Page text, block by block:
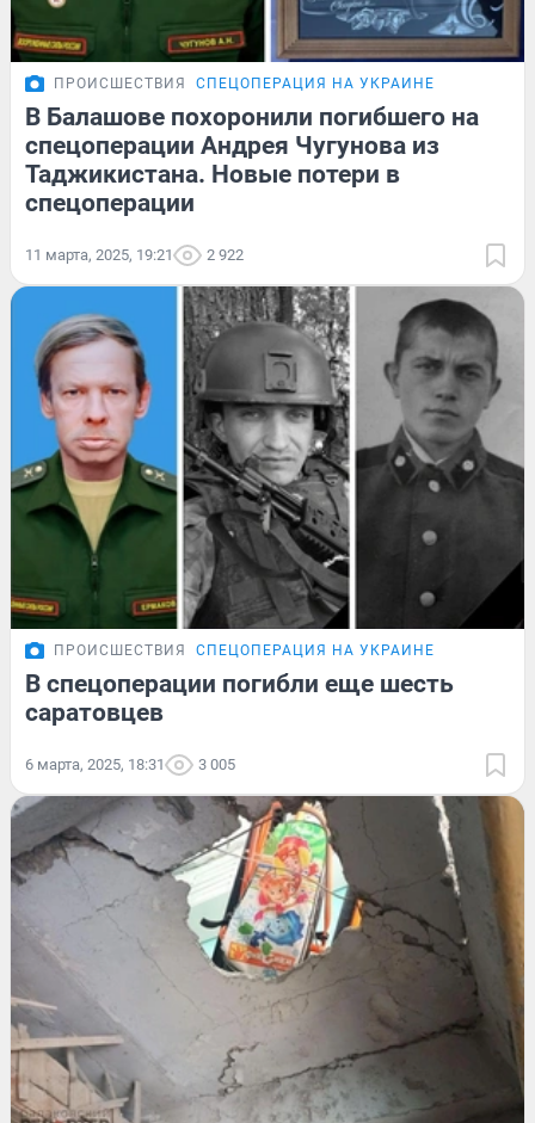
ПРОИСШЕСТВИЯ СПЕЦОПЕРАЦИЯ НА УКРАИНЕ
В Балашове похоронили погибшего на
спецоперации Андрея Чугунова из
Таджикистана. Новые потери в
спецоперации
11 марта, 2025, 19:21 2 922
ПРОИСШЕСТВИЯ СПЕЦОПЕРАЦИЯ НА УКРАИНЕ
В спецоперации погибли еще шесть
саратовцев
6 марта, 2025, 18:31 3 005